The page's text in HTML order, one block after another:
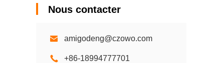
Nous contacter
amigodeng@czowo.com
+86-18994777701